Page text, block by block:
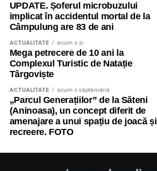
UPDATE. Șoferul microbuzului
implicat în accidentul mortal de la
Câmpulung are 83 de ani
ACTUALITATE acum o zi
Mega petrecere de 10 ani la
Complexul Turistic de Natație
Târgoviște
ACTUALITATE acum o săptămână
„Parcul Generațiilor” de la Săteni
(Aninoasa), un concept diferit de
amenajare a unui spațiu de joacă și
recreere. FOTO